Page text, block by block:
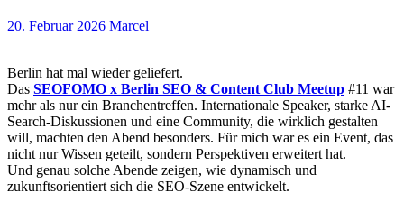
20. Februar 2026 Marcel
Berlin hat mal wieder geliefert.
Das SEOFOMO x Berlin SEO & Content Club Meetup #11 war
mehr als nur ein Branchentreffen. Internationale Speaker, starke AI-
Search-Diskussionen und eine Community, die wirklich gestalten
will, machten den Abend besonders. Für mich war es ein Event, das
nicht nur Wissen geteilt, sondern Perspektiven erweitert hat.
Und genau solche Abende zeigen, wie dynamisch und
zukunftsorientiert sich die SEO-Szene entwickelt.